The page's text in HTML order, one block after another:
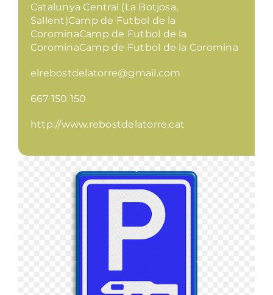
Catalunya Central (La Botjosa,
Sallent)Camp de Futbol de la
CorominaCamp de Futbol de la
CorominaCamp de Futbol de la Coromina
elrebostdelatorre@gmail.com
667 150 150
http://www.rebostdelatorre.cat